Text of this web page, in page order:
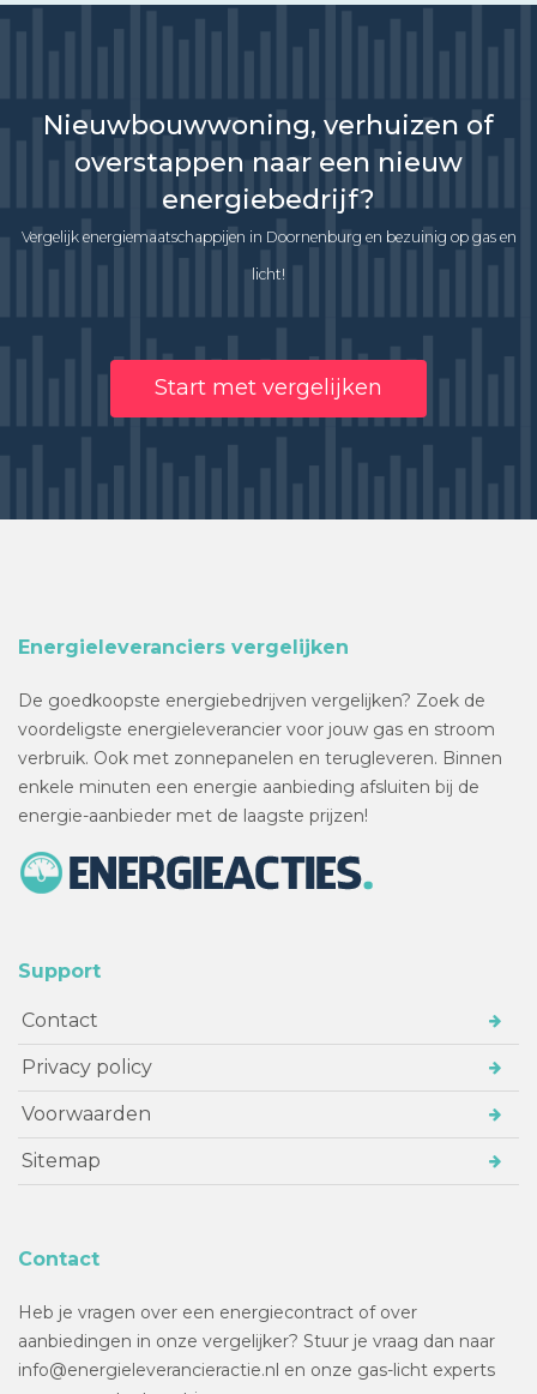
Nieuwbouwwoning, verhuizen of
overstappen naar een nieuw
energiebedrijf?
Vergelijk energiemaatschappijen in Doornenburg en bezuinig op gas en
licht!
Start met vergelijken
Energieleveranciers vergelijken
De goedkoopste energiebedrijven vergelijken? Zoek de
voordeligste energieleverancier voor jouw gas en stroom
verbruik. Ook met zonnepanelen en terugleveren. Binnen
enkele minuten een energie aanbieding afsluiten bij de
energie-aanbieder met de laagste prijzen!
Support
Contact
Privacy policy
Voorwaarden
Sitemap
Contact
Heb je vragen over een energiecontract of over
aanbiedingen in onze vergelijker? Stuur je vraag dan naar
info@energieleverancieractie.nl en onze gas-licht experts